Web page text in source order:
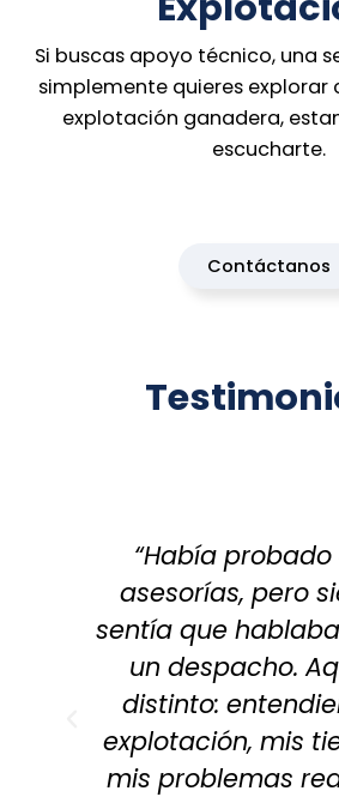
Si buscas apoyo técnico, una
simplemente quieres
explotación ganadera,
escucharte.
Contáctanos
“Tenía dudas
alimentación y
explicaron todo
y me dieron
adaptado a mi
bovina. Ahora
más orden y